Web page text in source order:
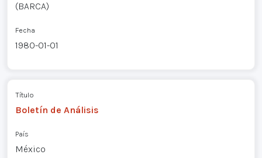
(BARCA)
Fecha
1980-01-01
Título
Boletín de Análisis
País
México